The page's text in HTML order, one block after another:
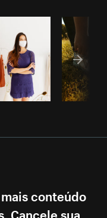
conteúdo
Cancele sua